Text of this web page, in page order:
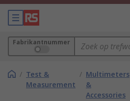
Fabrikantnummer
/ Test &
Measurement
/ Multimeters
&
Accessories